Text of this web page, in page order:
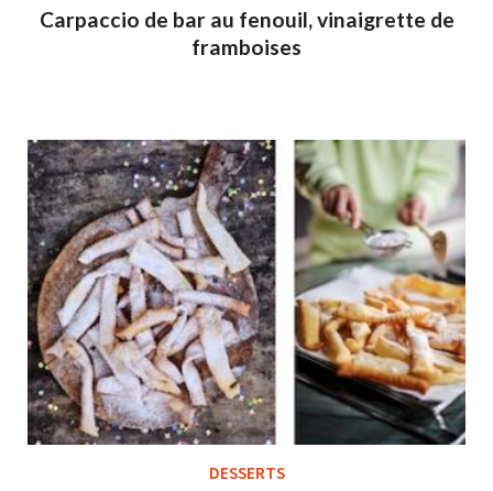
Carpaccio de bar au fenouil, vinaigrette de
framboises
DESSERTS